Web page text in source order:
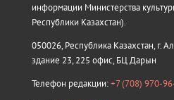
информации Министерства
Республики Казахстан).
050026, Республика Казахстан, г.
здание 23, 225 офис, БЦ Дарын
Телефон редакции:+7 (708) 970-